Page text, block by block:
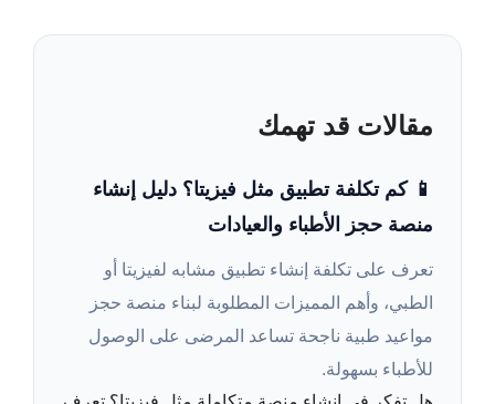
مقالات قد تهمك
📱 كم تكلفة تطبيق مثل فيزيتا؟ دليل إنشاء
منصة حجز الأطباء والعيادات
تعرف على تكلفة إنشاء تطبيق مشابه لفيزيتا أو
الطبي، وأهم المميزات المطلوبة لبناء منصة حجز
مواعيد طبية ناجحة تساعد المرضى على الوصول
للأطباء بسهولة.